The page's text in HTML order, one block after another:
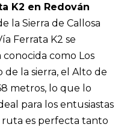
K2 en Redován
la Sierra de Callosa
Ferrata K2 se
como Los
de la sierra, el Alto de
metros, lo que lo
para los entusiastas
ruta es perfecta tanto